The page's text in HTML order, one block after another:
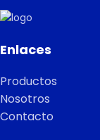
Enlaces
Productos
Nosotros
Contacto